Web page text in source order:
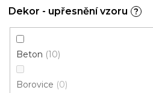
Dekor - upřesnění vzoru ?
Beton 10
Borovice 0